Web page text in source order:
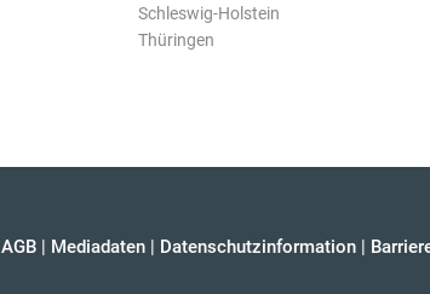
Schleswig-Holstein
Thüringen
AGB | Mediadaten | Datenschutzinformation |